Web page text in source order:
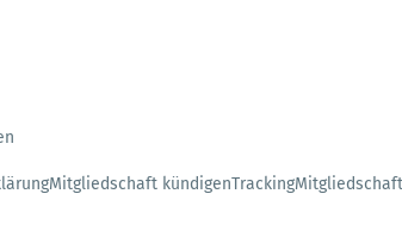
Mitgliedschaft kündigenTracking